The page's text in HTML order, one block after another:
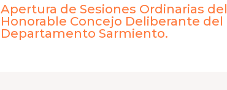
Apertura de Sesiones Ordinarias del
Honorable Concejo Deliberante del
Departamento Sarmiento.